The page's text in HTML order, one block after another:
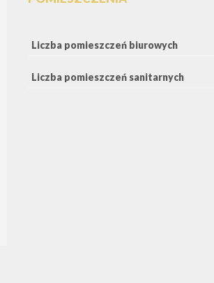
Liczba pomieszczeń biurowych
Liczba pomieszczeń sanitarnych